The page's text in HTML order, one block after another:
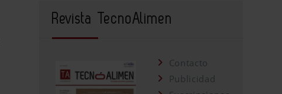
Revista TecnoAlimen
Contacto
Publicidad